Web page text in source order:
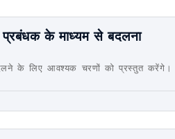
के माध्यम से बदलना
के लिए आवश्यक चरणों को प्रस्तुत करेंगे।